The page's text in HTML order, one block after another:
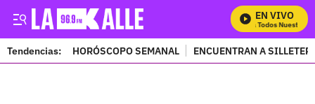
EN VIVO
Mira Todos Nuestros
Tendencias: HORÓSCOPO SEMANAL ENCUENTRAN A